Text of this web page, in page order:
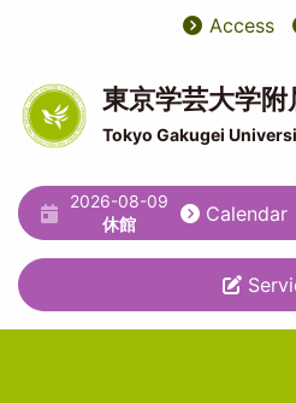
content
User
menu
ユ
ー
テ
ィ
リ
テ
ィ
メ
Access
東京学芸大学附
Tokyo Gakugei
2026-08-09
休館
Calendar